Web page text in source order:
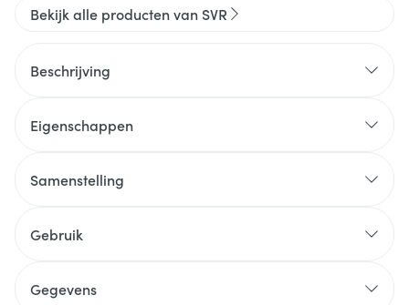
Bekijk alle producten van SVR
Beschrijving
Eigenschappen
Samenstelling
Gebruik
Gegevens